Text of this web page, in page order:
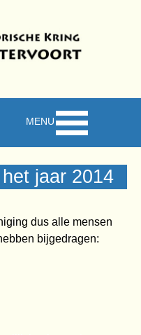
jaar 2014
dus alle mensen
bijgedragen: